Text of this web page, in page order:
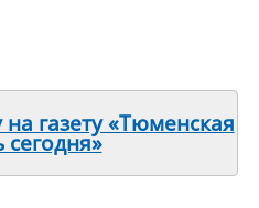
газету «Тюменская
сегодня»